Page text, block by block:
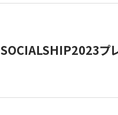
SOCIALSHIP2023プ